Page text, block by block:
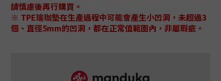
請慎慮後再行購買。
※ TPE瑜珈墊在生產過程中可能會產生小凹洞，未超過3
個、直徑5mm的凹洞，都在正常值範圍內，非屬瑕疵。